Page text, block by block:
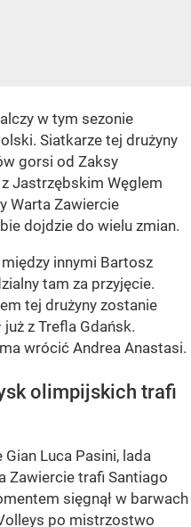
w tym sezonie
Siatkarze tej drużyny
gorsi od Zaksy
Jastrzębskim Węglem
Warta Zawiercie
dojdzie do wielu zmian.
innymi Bartosz
tam za przyjęcie.
tej drużyny zostanie
z Trefla Gdańsk.
wrócić Andrea Anastasi.
olimpijskich trafi
Luca Pasini, lada
Zawiercie trafi Santiago
sięgnął w barwach
po mistrzostwo